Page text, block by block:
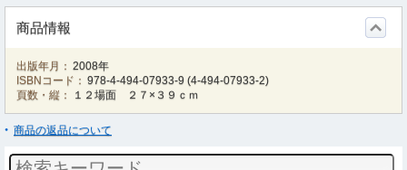
商品情報
出版年月： 2008年
ISBNコード： 978-4-494-07933-9 (4-494-07933-2)
頁数・縦：
１２場面 ２７×３９ｃｍ
商品の返品について